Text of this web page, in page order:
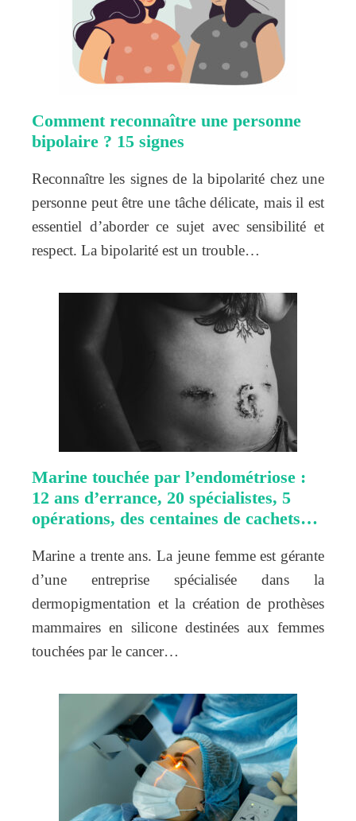
Comment reconnaître une personne
bipolaire ? 15 signes
Reconnaître les signes de la bipolarité chez une
personne peut être une tâche délicate, mais il est
essentiel d’aborder ce sujet avec sensibilité et
respect. La bipolarité est un trouble…
Marine touchée par l’endométriose :
12 ans d’errance, 20 spécialistes, 5
opérations, des centaines de cachets…
Marine a trente ans. La jeune femme est gérante
d’une entreprise spécialisée dans la
dermopigmentation et la création de prothèses
mammaires en silicone destinées aux femmes
touchées par le cancer…